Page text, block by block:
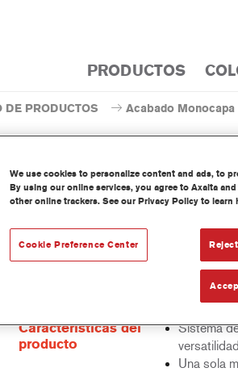
PRODUCTOS
DE PRODUCTOS Acabado Monocapa
AM46
Centari Mastertint es un tinte
las gamas de acabado y bases bicapa
Características del
producto
Sistema
Una sola
We use cookies to personalize content and ads, to
By using our online services, you agree to Axalta
other online trackers. See our Privacy Policy to
Cookie Preference Center